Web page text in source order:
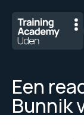
Een
Bunnik